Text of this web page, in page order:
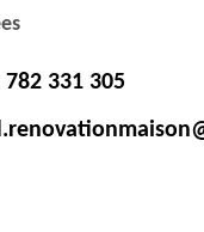
782 331 305